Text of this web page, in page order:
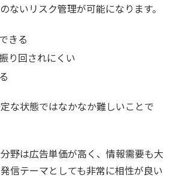
ないリスク管理が可能になります。
きる
り回されにくい
な状態ではなかなか難しいことで
野は広告単価が高く、情報需要も大
信テーマとしても非常に相性が良い